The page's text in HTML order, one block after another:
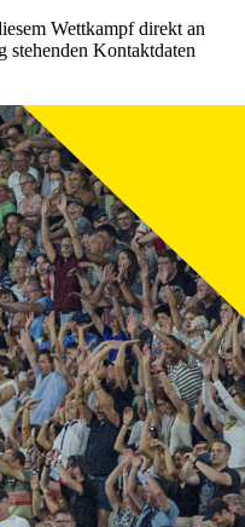
Wettkampf direkt an
stehenden Kontaktdaten